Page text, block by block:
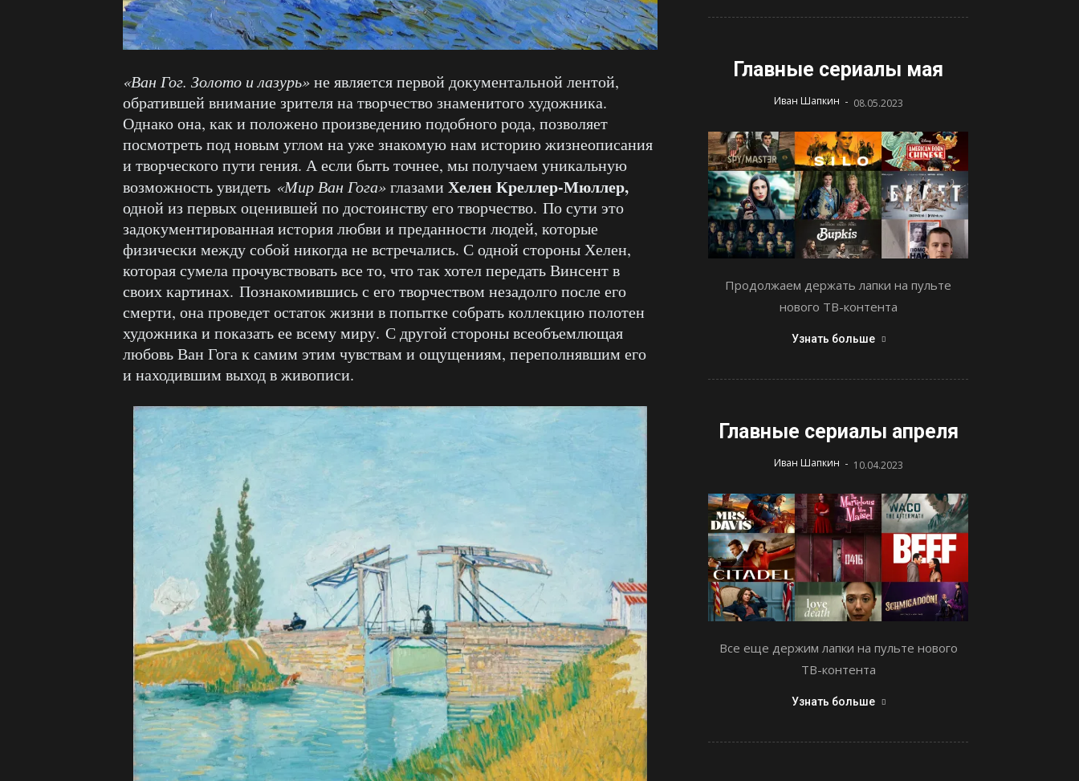
«Ван Гог. Золото и лазурь»не является первой документальной лентой,
обратившей внимание зрителя на творчество знаменитого художника.
Однако она, как и положено произведению подобного рода, позволяет
посмотреть под новым углом на уже знакомую нам историю жизнеописания
и творческого пути гения. А если быть точнее, мы получаем уникальную
возможность увидеть «Мир Ван Гога»глазами Хелен Креллер-Мюллер,
одной из первых оценившей по достоинству его творчество. По сути это
задокументированная история любви и преданности людей, которые
физически между собой никогда не встречались. С одной стороны Хелен,
которая сумела прочувствовать все то, что так хотел передать Винсент в
своих картинах. Познакомившись с его творчеством незадолго после его
смерти, она проведет остаток жизни в попытке собрать коллекцию полотен
художника и показать ее всему миру. С другой стороны всеобъемлющая
любовь Ван Гога к самим этим чувствам и ощущениям, переполнявшим его
и находившим выход в живописи.
Главные сериалы мая
Иван Шапкин - 08.05.2023
Продолжаем держать лапки на пульте
нового ТВ-контента
Узнать больше
Главные сериалы апреля
Иван Шапкин - 10.04.2023
Все еще держим лапки на пульте нового
ТВ-контента
Узнать больше